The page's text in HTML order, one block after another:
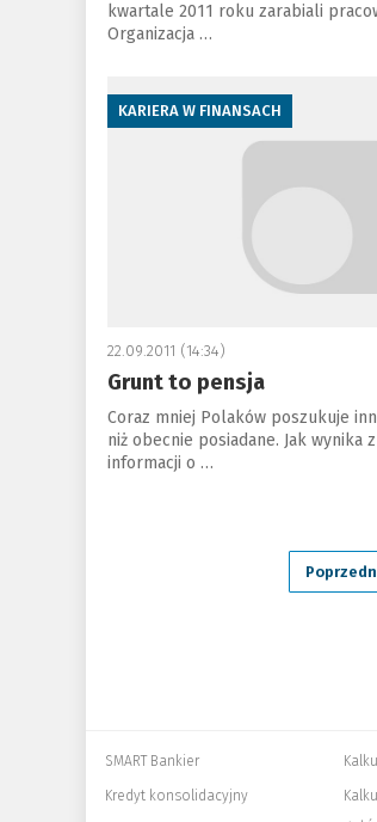
kwartale 2011 roku zarabiali
Organizacja …
KARIERA W FINANSACH
22.09.2011 (14:34)
Grunt to pensja
Coraz mniej Polaków poszukuje
niż obecnie posiadane. Jak wynika
informacji o …
SMART Bankier
Kredyt konsolidacyjny